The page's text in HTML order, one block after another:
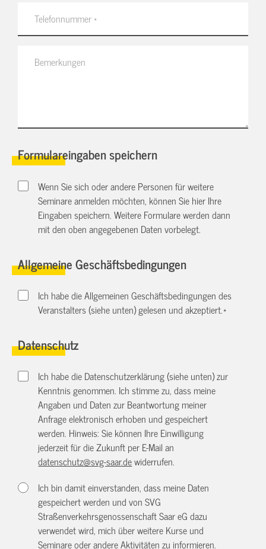
Formulareingaben speichern
Wenn Sie sich oder andere Personen für weitere
Seminare anmelden möchten, können Sie hier Ihre
Eingaben speichern. Weitere Formulare werden dann
mit den oben angegebenen Daten vorbelegt.
Allgemeine Geschäftsbedingungen
Ich habe die Allgemeinen Geschäftsbedingungen des
Veranstalters (siehe unten) gelesen und akzeptiert.*
Datenschutz
Ich habe die Datenschutzerklärung (siehe unten) zur
Kenntnis genommen. Ich stimme zu, dass meine
Angaben und Daten zur Beantwortung meiner
Anfrage elektronisch erhoben und gespeichert
werden. Hinweis: Sie können Ihre Einwilligung
jederzeit für die Zukunft per E-Mail an
datenschutz@svg-saar.dewiderrufen.
Ich bin damit einverstanden, dass meine Daten
gespeichert werden und von SVG
Straßenverkehrsgenossenschaft Saar eG dazu
verwendet wird, mich über weitere Kurse und
Seminare oder andere Aktivitäten zu informieren.